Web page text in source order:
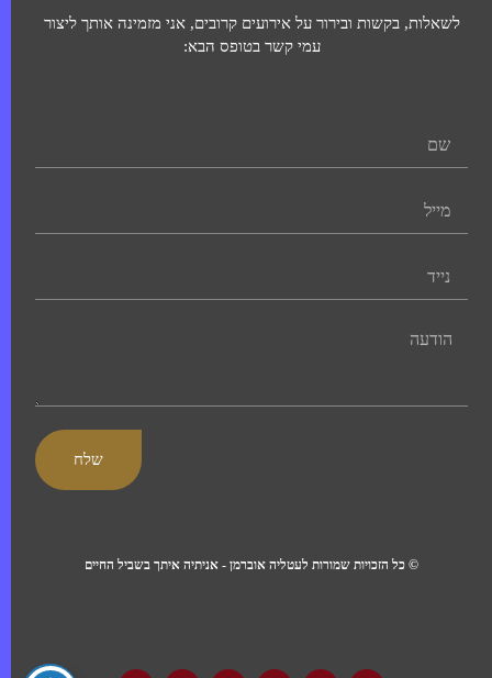
לשאלות, בקשות ובירור על אירועים קרובים, אני מזמינה אותך ליצור
עמי קשר בטופס הבא:
שלח
© כל הזכויות שמורות לעטליה אוברמן - אניתיה איתך בשביל החיים